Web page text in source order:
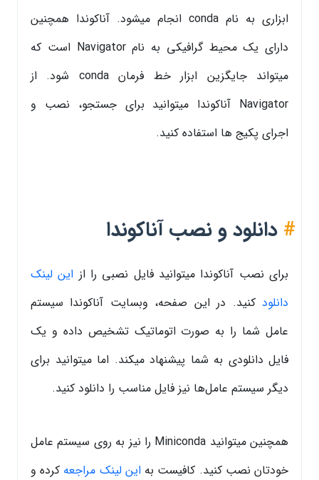
ابزاری به نام conda انجام میشود. آناکوندا همچنین
دارای یک محیط گرافیکی به نام Navigator است که
میتواند جایگزین ابزار خط فرمان conda شود. از
Navigator آناکوندا میتوانید برای جستجو، نصب و
اجرای پکیج ها استفاده کنید.
# دانلود و نصب آناکوندا
برای نصب آناکوندا میتوانید فایل نصبی را از این لینک
دانلود کنید. در این صفحه، وبسایت آناکوندا سیستم
عامل شما را به صورت اتوماتیک تشخیص داده و یک
فایل دانلودی به شما پیشنهاد میکند. اما میتوانید برای
دیگر سیستم عامل‌ها نیز فایل مناسب را دانلود کنید.
همچنین میتوانید Miniconda را نیز به روی سیستم عامل
خودتان نصب کنید. کافیست به این لینک مراجعه کرده و